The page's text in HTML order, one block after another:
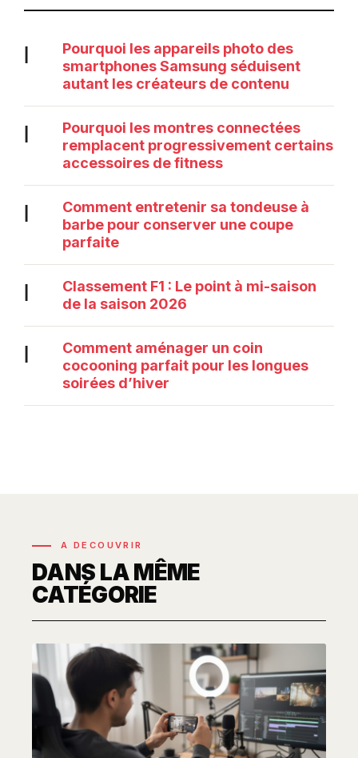
Pourquoi les appareils photo des
smartphones Samsung séduisent
autant les créateurs de contenu
Pourquoi les montres connectées
remplacent progressivement certains
accessoires de fitness
Comment entretenir sa tondeuse à
barbe pour conserver une coupe
parfaite
Classement F1 : Le point à mi-saison
de la saison 2026
Comment aménager un coin
cocooning parfait pour les longues
soirées d’hiver
A DECOUVRIR
DANS LA MÊME
CATÉGORIE